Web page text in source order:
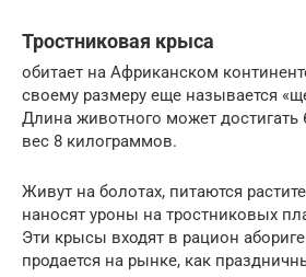
Тростниковая крыса
обитает на Африканском
своему размеру еще называется
Длина животного может достигать
вес 8 килограммов.
Живут на болотах, питаются
наносят уроны на тростниковых
Эти крысы входят в рацион
продается на рынке, как